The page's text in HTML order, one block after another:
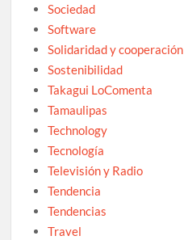
Sociedad
Software
Solidaridad y cooperación
Sostenibilidad
Takagui LoComenta
Tamaulipas
Technology
Tecnología
Televisión y Radio
Tendencia
Tendencias
Travel